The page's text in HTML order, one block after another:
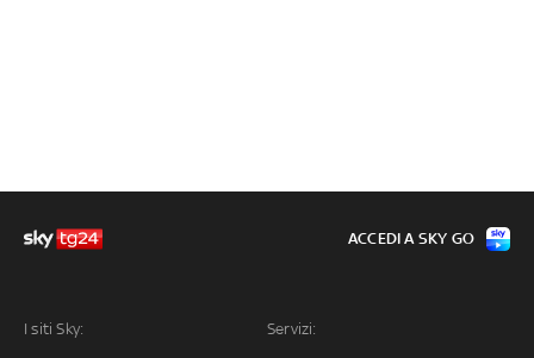
I siti Sky: Servizi:
ACCEDI A SKY GO